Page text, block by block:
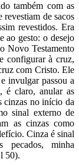
também com as
revestiam de sacos
revestidos. Era
ao gesto: o desejo
Novo Testamento
configurar à cruz,
com Cristo. Ele
invulgar passou a
é claro, anular as
cinzas no início da
sinal externo de
as cinzas como
Cinza é sinal
pecados, minha
50).